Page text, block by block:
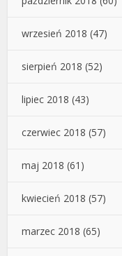
wrzesień 2018 (47)
sierpień 2018 (52)
lipiec 2018 (43)
czerwiec 2018 (57)
maj 2018 (61)
kwiecień 2018 (57)
marzec 2018 (65)